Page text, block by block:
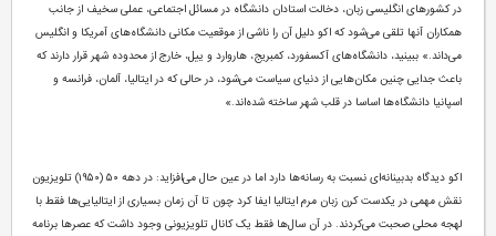
در کشورهای انگلیسی زبان، دخالت استادان دانشگاه در مسائل اجتماعی، عملی سخیف از جانب
همکاران آنها تلقی می‌شود که اکو دلیل آن را ناشی از موقعیت مکانی دانشگاه‌های آمریکا و انگلیس
می‌داند.» ببینید، دانشگاه‌های آکسفورد، کمبریج، هاروارد و ییل، خارج از محدوده شهر قرار دارند که
باعث جدایی چنین مکان‌هایی از دنیای سیاست می‌شود، ‌در حالی که در ایتالیا، آلمان، فرانسه و
اسپانیا دانشگاه‌ها اساسا در قلب شهر ساخته شده‌اند.»
اکو دیدگاه بدبینانه‌ای نسبت به رسانه‌ها دارد اما در عین حال می‌افزاید: در دهه ۵۰ (۱۹۵۰) تلویزیون
نقش مهمی در یکدست کرن زبان مرم ایتالیا ایفا کرد چون تا آن زمان بسیاری از ایتالیایی‌ها فقط با
لهجه محلی صحبت می‌کردند. در آن سال‌ها فقط یک کانال تلویزیونی وجود داشت که عصرها برنامه